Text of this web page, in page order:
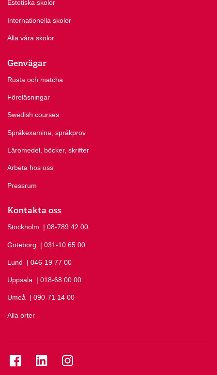
Estetiska skolor
Internationella skolor
Alla våra skolor
Genvägar
Rusta och matcha
Föreläsningar
Swedish courses
Språkexamina, språkprov
Läromedel, böcker, skrifter
Arbeta hos oss
Pressrum
Kontakta oss
Stockholm Ring Stockholm på
| 08-789 42 00
Göteborg Ring Göteborg på
| 031-10 65 00
Lund Ring Lund på
| 046-19 77 00
Uppsala Ring Uppsala på
| 018-68 00 00
Umeå Ring Umeå på
| 090-71 14 00
Alla orter
Se folkuniversitetet på Facebook
Se folkuniversitetet på LinkedIn